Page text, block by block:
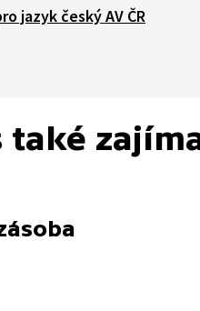
jazyk český AV ČR
také